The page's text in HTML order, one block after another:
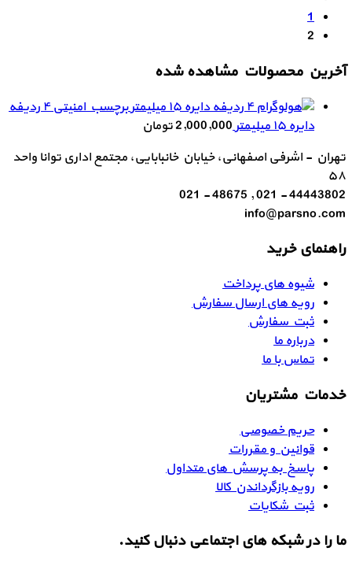
1
2
آخرین محصولات مشاهده شده
برچسب امنیتی ۴ ردیفه
دایره ۱۵ میلیمتر
2,000,000تومان
تهران - اشرفی اصفهانی، خیابان خانبابایی، مجتمع اداری توانا واحد
۵۸
44443802 - 021 , 48675 - 021
info@parsno.com
راهنمای خرید
شیوه های پرداخت
رویه های ارسال سفارش
ثبت سفارش
درباره ما
تماس با ما
خدمات مشتریان
حریم خصوصی
قوانین و مقررات
پاسخ به پرسش های متداول
رویه بازگرداندن کالا
ثبت شکایات
ما را در شبکه های اجتماعی دنبال کنید.